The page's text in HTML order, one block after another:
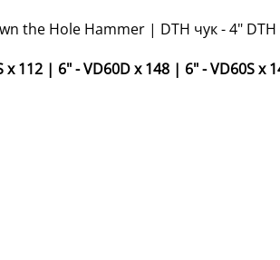
the Hole Hammer | DTH чук - 4" DTH
x 112 | 6" - VD60D x 148 | 6" - VD60S x